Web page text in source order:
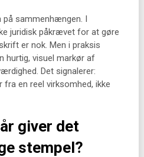
på sammenhængen. I
juridisk påkrævet for at gøre
er nok. Men i praksis
hurtig, visuel markør af
Det signalerer:
fra en reel virksomhed, ikke
giver det
stempel?